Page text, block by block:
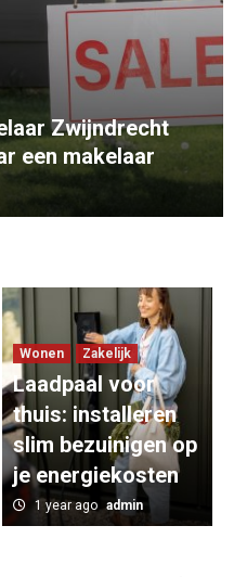
Zwijndrecht
een makelaar
Wonen Zakelijk
Laadpaal voor
thuis: installeren
slim bezuinigen op
je energiekosten
1 year ago admin
Professionele catering
gelegenheid
inzicht in de kosten